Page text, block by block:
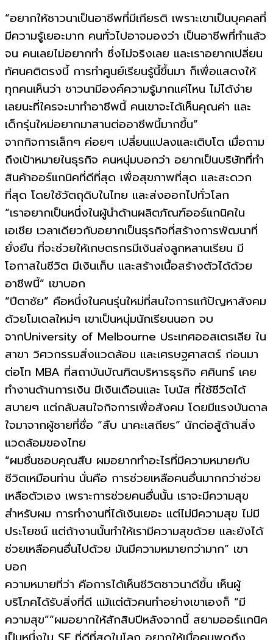
“อยากให้ชาวนาเป็นอาชีพที่มีเกียรติ เพราะเขาเป็นบุคคลที่
มีความรู้เยอะมาก คนทั่วไปอาจมองว่า เป็นอาชีพที่ทำแล้ว
จน คนเลยไม่อยากทำ ซึ่งไม่จริงเลย และเราอยากเปลี่ยน
ทัศนคติตรงนี้ การทำศูนย์เรียนรู้นี้ขึ้นมา ก็เพื่อแสดงให้
ทุกคนเห็นว่า ชาวนามีองค์ความรู้มากแค่ไหน ไม่ได้ง่าย
เลยนะที่ใครจะมาทำอาชีพนี้ คนเขาจะได้เห็นคุณค่า และ
เด็กรุ่นใหม่อยากมาสานต่ออาชีพนี้มากขึ้น”
จากกิจการเล็กๆ ค่อยๆ เปลี่ยนแปลงและเติบโต เมื่อถาม
ถึงเป้าหมายในธุรกิจ คนหนุ่มบอกว่า อยากเป็นบริษัทที่ทำ
สินค้าออร์แกนิคที่ดีที่สุด เพื่อสุขภาพที่สุด และสะดวก
ที่สุด โดยใช้วัตถุดิบในไทย และส่งออกไปทั่วโลก
“เราอยากเป็นหนึ่งในผู้นำด้านผลิตภัณฑ์ออร์แกนิคใน
เอเชีย เวลาเดียวกับอยากเป็นธุรกิจที่สร้างการพัฒนาที่
ยั่งยืน ที่จะช่วยให้เกษตรกรมีเงินส่งลูกหลานเรียน มี
โอกาสในชีวิต มีเงินเก็บ และสร้างเนื้อสร้างตัวได้ด้วย
อาชีพนี้” เขาบอก
“ปีตาชัย” คือหนึ่งในคนรุ่นใหม่ที่สนใจการแก้ปัญหาสังคม
ด้วยโมเดลใหม่ๆ เขาเป็นหนุ่มนักเรียนนอก จบ
จากUniversity of Melbourne ประเทศออสเตรเลีย ใน
สาขา วิศวกรรมสิ่งแวดล้อม และเศรษฐศาสตร์ ก่อนมา
ต่อโท MBA ที่สถาบันบัณฑิตบริหารธุรกิจ ศศินทร์ เคย
ทำงานด้านการเงิน มีเงินเดือนและ โบนัส ที่ใช้ชีวิตได้
สบายๆ แต่กลับสนใจกิจการเพื่อสังคม โดยมีแรงบันดาล
ใจมาจากผู้ชายที่ชื่อ “สืบ นาคะเสถียร” นักต่อสู้ด้านสิ่ง
แวดล้อมของไทย
“ผมชื่นชอบคุณสืบ ผมอยากทำอะไรที่มีความหมายกับ
ชีวิตเหมือนท่าน นั่นคือ การช่วยเหลือคนอื่นมากกว่าช่วย
เหลือตัวเอง เพราะการช่วยคนอื่นนั้น เราจะมีความสุข
สำหรับผม การทำงานที่ได้เงินเยอะ แต่ไม่มีความสุข ไม่มี
ประโยชน์ แต่ถ้างานนั้นทำให้เรามีความสุขด้วย และยังได้
ช่วยเหลือคนอื่นไปด้วย มันมีความหมายกว่ามาก” เขา
บอก
ความหมายที่ว่า คือการได้เห็นชีวิตชาวนาดีขึ้น เห็นผู้
บริโภคได้รับสิ่งที่ดี แม้แต่ตัวคนทำอย่างเขาเองก็ “มี
ความสุข”“ผมอยากให้สักสิบปีหลังจากนี้ สยามออร์แกนิค